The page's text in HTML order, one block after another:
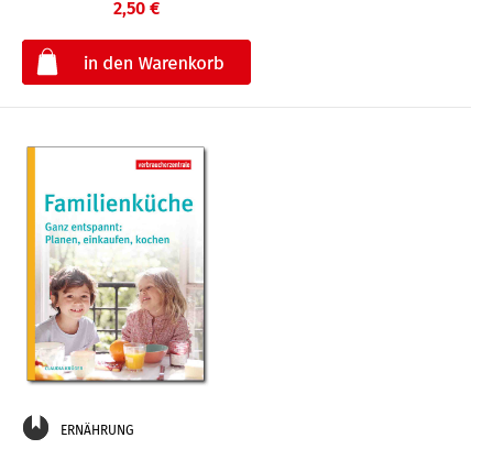
2,50 €
ERNÄHRUNG